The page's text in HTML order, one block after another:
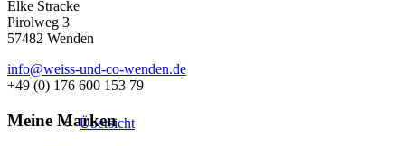
Übersicht
Elke Stracke
Pirolweg 3
57482 Wenden
info@weiss-und-co-wenden.de
+49 (0) 176 600 153 79
Meine Marken